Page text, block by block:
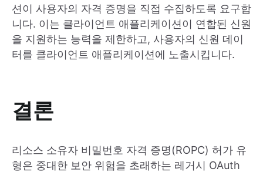
션이 사용자의 자격 증명을 직접 수집하도록 요구합
니다. 이는 클라이언트 애플리케이션이 연합된 신원
을 지원하는 능력을 제한하고, 사용자의 신원 데이
터를 클라이언트 애플리케이션에 노출시킵니다.
결론
리소스 소유자 비밀번호 자격 증명(ROPC) 허가 유
형은 중대한 보안 위험을 초래하는 레거시 OAuth